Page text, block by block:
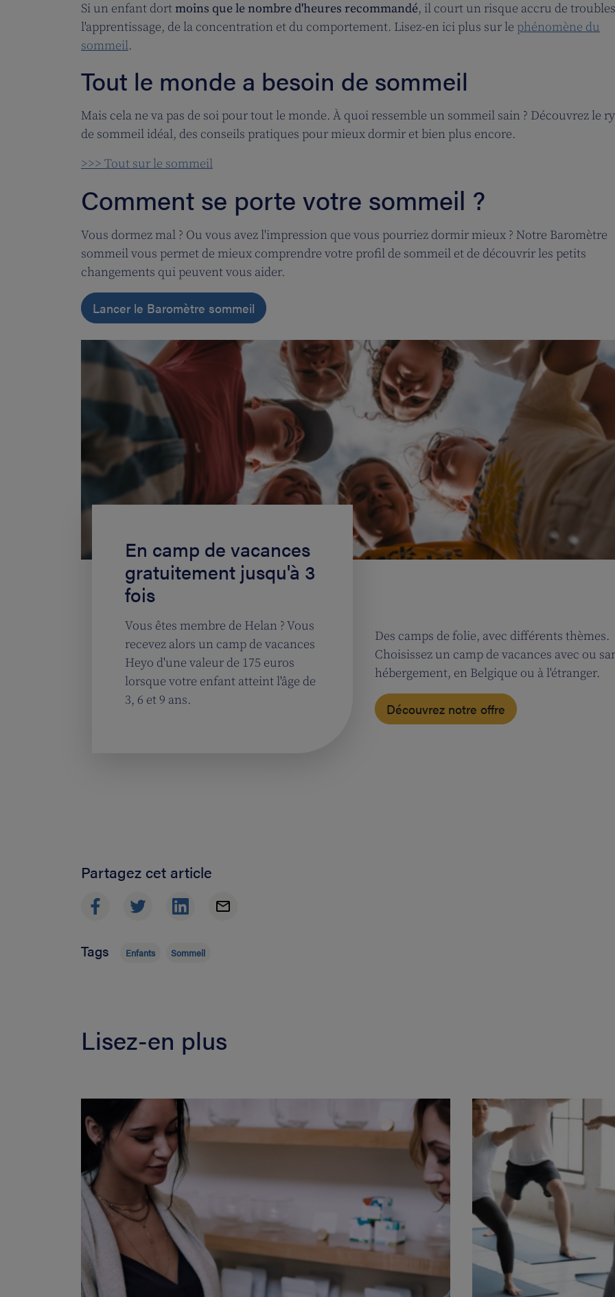
Si un enfant dortmoins que le nombre d'heures recommandé, il court un risque accru de
l'apprentissage, de la concentration et du comportement. Lisez-en ici plus sur le phénomène du
sommeil.
Tout le monde a besoin de sommeil
Mais cela ne va pas de soi pour tout le monde. À quoi ressemble un sommeil sain ? Découvrez le
de sommeil idéal, des conseils pratiques pour mieux dormir et bien plus encore.
>>> Tout sur le sommeil
Comment se porte votre sommeil ?
Vous dormez mal ? Ou vous avez l'impression que vous pourriez dormir mieux ? Notre Baromètre
sommeil vous permet de mieux comprendre votre profil de sommeil et de découvrir les petits
changements qui peuvent vous aider.
Lancer le Baromètre sommeil
En camp de vacances
gratuitement jusqu'à 3
fois
Vous êtes membre de Helan ? Vous
recevez alors un camp de vacances
Heyo d'une valeur de 175 euros
lorsque votre enfant atteint l'âge de
3, 6 et 9 ans.
Des camps de folie, avec différents thèmes.
Choisissez un camp de vacances avec ou
hébergement, en Belgique ou à l'étranger.
Découvrez notre offre
Partagez cet article
Tags Enfants Sommeil
Lisez-en plus